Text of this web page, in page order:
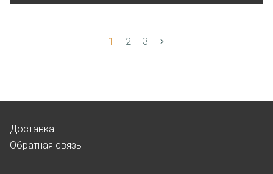
1 2 3
Доставка
Обратная связь